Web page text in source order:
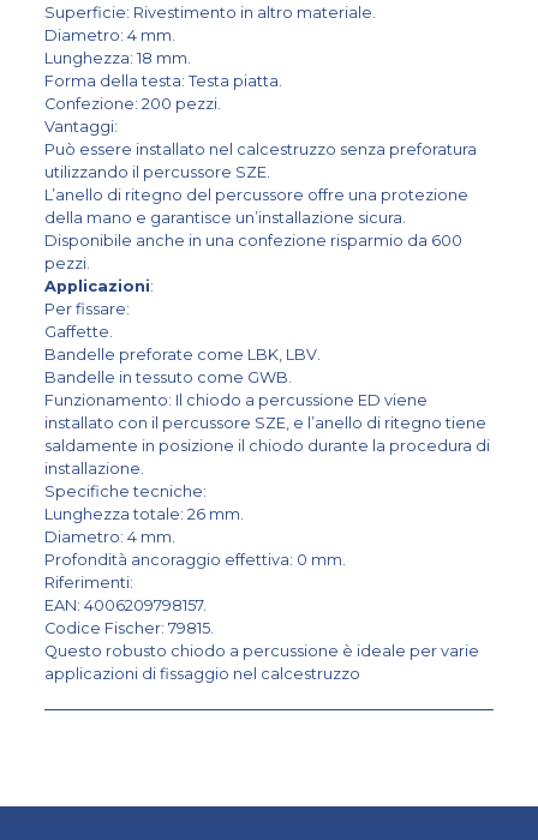
Superficie: Rivestimento in altro materiale.
Diametro: 4 mm.
Lunghezza: 18 mm.
Forma della testa: Testa piatta.
Confezione: 200 pezzi.
Vantaggi:
Può essere installato nel calcestruzzo senza preforatura
utilizzando il percussore SZE.
L’anello di ritegno del percussore offre una protezione
della mano e garantisce un’installazione sicura.
Disponibile anche in una confezione risparmio da 600
pezzi.
Applicazioni:
Per fissare:
Gaffette.
Bandelle preforate come LBK, LBV.
Bandelle in tessuto come GWB.
Funzionamento: Il chiodo a percussione ED viene
installato con il percussore SZE, e l’anello di ritegno tiene
saldamente in posizione il chiodo durante la procedura di
installazione.
Specifiche tecniche:
Lunghezza totale: 26 mm.
Diametro: 4 mm.
Profondità ancoraggio effettiva: 0 mm.
Riferimenti:
EAN: 4006209798157.
Codice Fischer: 79815.
Questo robusto chiodo a percussione è ideale per varie
applicazioni di fissaggio nel calcestruzzo